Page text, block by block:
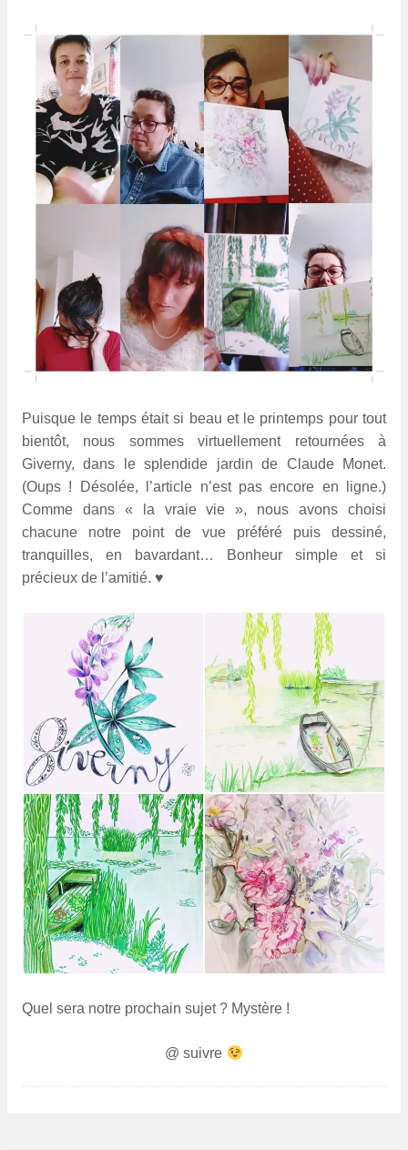
Puisque le temps était si beau et le printemps pour tout
bientôt, nous sommes virtuellement retournées à
Giverny, dans le splendide jardin de Claude Monet.
(Oups ! Désolée, l’article n’est pas encore en ligne.)
Comme dans « la vraie vie », nous avons choisi
chacune notre point de vue préféré puis dessiné,
tranquilles, en bavardant… Bonheur simple et si
précieux de l’amitié. ♥
Quel sera notre prochain sujet ? Mystère !
@ suivre